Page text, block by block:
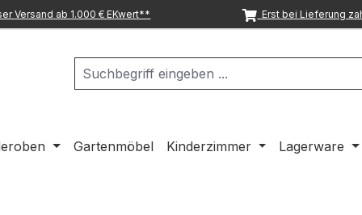
Versand ab 1.000 € EKwert** Erst bei Lieferung
Gartenmöbel Kinderzimmer Lagerware